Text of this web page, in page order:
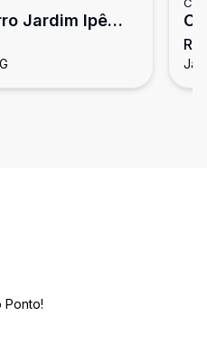
Jardim Ipê
Ponto!